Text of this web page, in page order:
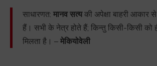
साधारणत: मानव सत्यकी अपेक्षा बाहरी आकार
हैं। सभी के नेत्र होते हैं; किन्तु किसी-किसी को
मिलता है। – मेकियोवेली